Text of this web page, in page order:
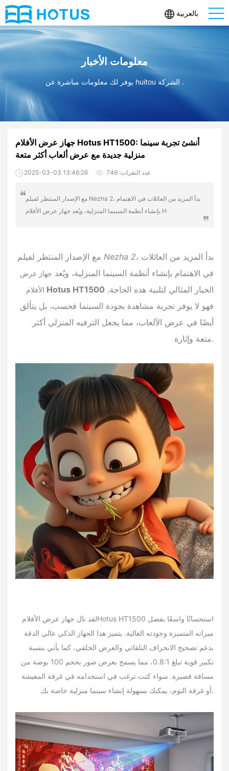
بالعربية
معلومات الأخبار
يوفر لك معلومات مباشرة عن huitou الشركة .
جهاز عرض الأفلام Hotus HT1500: أنشئ تجربة سينما
منزلية جديدة مع عرض ألعاب أكثر متعة
2025-03-03 13:46:26 746 :عدد النقرات
​مع الإصدار المنتظر لفيلم Nezha 2، بدأ المزيد من العائلات في الاهتمام
بإنشاء أنظمة السينما المنزلية، ويُعد جهاز عرض الأفلام H
Nezha 2، بدأ المزيد من العائلات
في الاهتمام بإنشاء أنظمة السينما المنزلية، ويُعد جهاز عرض
الأفلام Hotus HT1500
فهو لا يوفر تجربة مشاهدة بجودة السينما فحسب، بل يتألق
أيضًا في عرض الألعاب، مما يجعل الترفيه المنزلي أكثر
متعة وإثارة.
لقد نال جهاز عرض الأفلامHotus HT1500 استحسانًا واسعًا بفضل
ميزاته المتميزة وجودته العالية. يتميز هذا الجهاز الذكي عالي الدقة
بدعم تصحيح الانحراف التلقائي والعرض الخلفي، كما يأتي بنسبة
تكبير قوية تبلغ 0.8:1، مما يسمح بعرض صور بحجم 100 بوصة من
مسافة قصيرة. سواء كنت ترغب في استخدامه في غرفة المعيشة
أو غرفة النوم، يمكنك بسهولة إنشاء سينما منزلية خاصة بك.